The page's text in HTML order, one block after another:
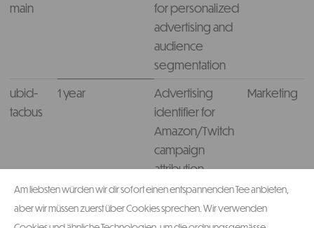
main
for personalized
advertising and
audience
segmentation
ubid-
tacbus
1 year
Advertising
identifier for
Amazon/Twitch
campaign
attribution
Marketing
sess-id Session
Session-level
identifier for ad
Marketing
Am liebsten würden wir dir sofort einen entspannenden Tee anbieten,
aber wir müssen zuerst über Cookies sprechen. Wir verwenden